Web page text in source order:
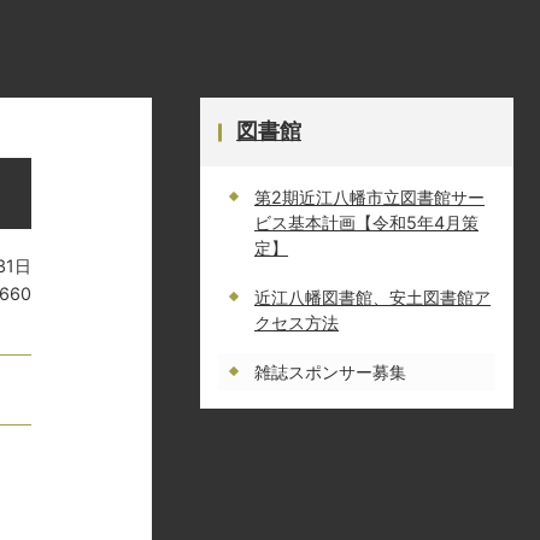
日
図書館
第2期近江八幡市立図書館サー
ビス基本計画【令和5年4月策
定】
近江八幡図書館、安土図書館ア
クセス方法
雑誌スポンサー募集